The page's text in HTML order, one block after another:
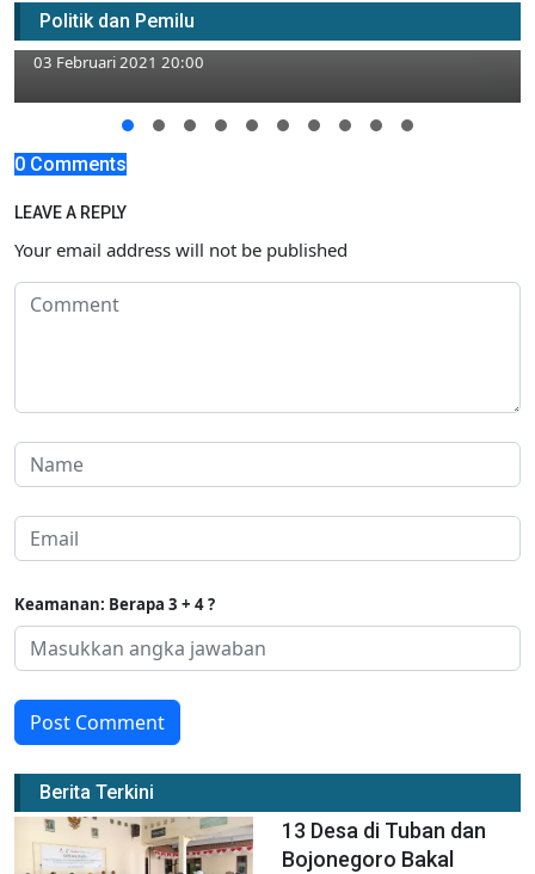
Politik dan Pemilu
Ini Sederet Program Strategisnya
03 Februari 2021 20:00
0 Comments
LEAVE A REPLY
Your email address will not be published
Keamanan: Berapa 3 + 4 ?
Post Comment
Berita Terkini
13 Desa di Tuban dan
Bojonegoro Bakal